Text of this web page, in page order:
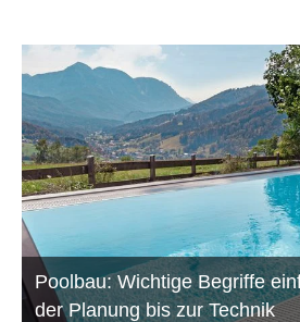
Poolbau: Wichtige Begriffe
der Planung bis zur Technik